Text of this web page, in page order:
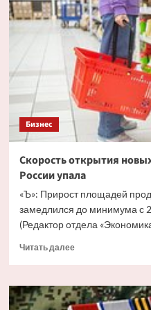
малый
бизнес
подкастами
Бизнес
Скорость открытия
России упала
«Ъ»: Прирост площадей
замедлился до минимума с
(Редактор отдела
Читать далееПрочитать
Скорость
открытия